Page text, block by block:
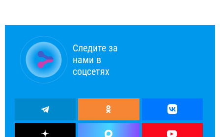
Следите за
нами в
соцсетях